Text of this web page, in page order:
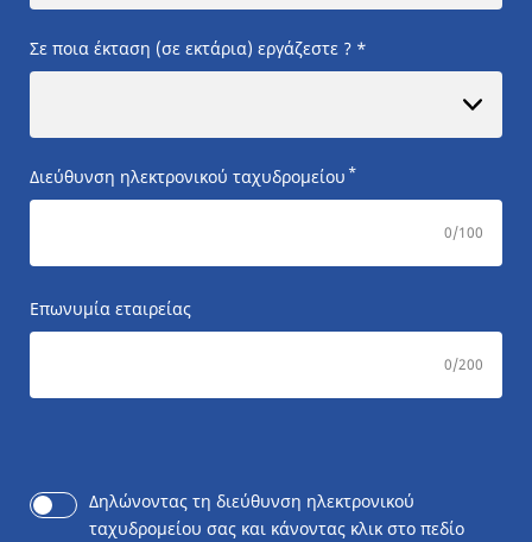
Σε ποια έκταση (σε εκτάρια) εργάζεστε ? *
Διεύθυνση ηλεκτρονικού ταχυδρομείου *
0/100
Επωνυμία εταιρείας
0/200
Δηλώνοντας τη διεύθυνση ηλεκτρονικού
ταχυδρομείου σας και κάνοντας κλικ στο πεδίο